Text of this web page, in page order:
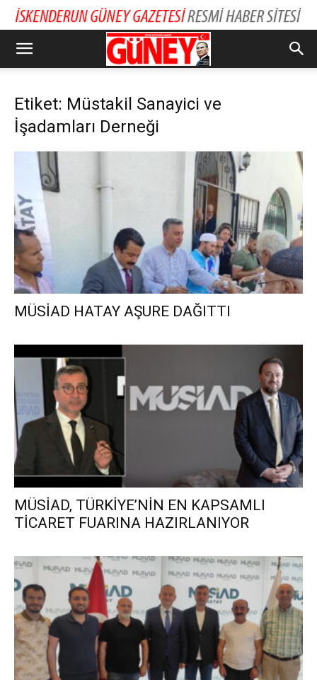
Etiket: Müstakil Sanayici ve
İşadamları Derneği
MÜSİAD HATAY AŞURE DAĞITTI
MÜSİAD, TÜRKİYE’NİN EN KAPSAMLI
TİCARET FUARINA HAZIRLANIYOR